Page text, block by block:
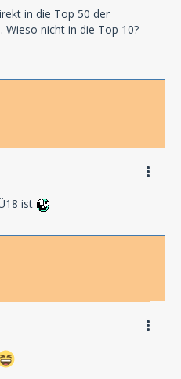
in die Top 50 der
Wieso nicht in die Top 10?
ist